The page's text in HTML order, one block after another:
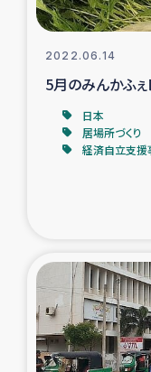
ガザ空爆被
ガザ地区
ガザ地区酪
ふりかけ普
2022.06.14
5月のみんかふぇ
日本
居場所づくり
経済自立支援